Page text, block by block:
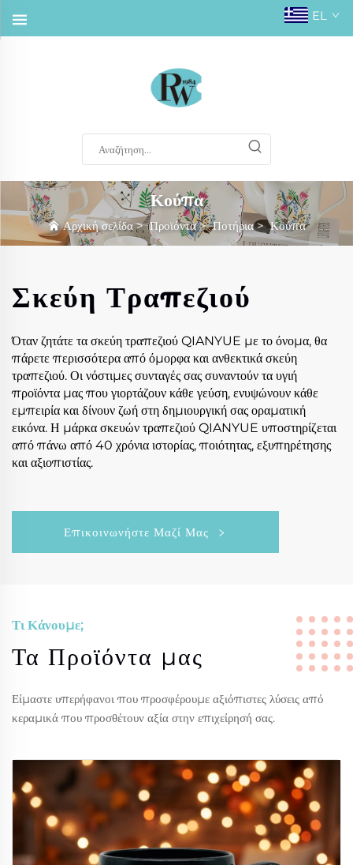
EL
Κούπα
Αρχική σελίδα>Προϊόντα>Ποτήρια>Κούπα
Σκεύη Τραπεζιού
Όταν ζητάτε τα σκεύη τραπεζιού QIANYUE με το όνομα, θα
πάρετε περισσότερα από όμορφα και ανθεκτικά σκεύη
τραπεζιού. Οι νόστιμες συνταγές σας συναντούν τα υγιή
προϊόντα μας που γιορτάζουν κάθε γεύση, ενυψώνουν κάθε
εμπειρία και δίνουν ζωή στη δημιουργική σας οραματική
εικόνα. Η μάρκα σκευών τραπεζιού QIANYUE υποστηρίζεται
από πάνω από 40 χρόνια ιστορίας, ποιότητας, εξυπηρέτησης
και αξιοπιστίας.
Επικοινωνήστε Μαζί Μας
Τι Κάνουμε;
Τα Προϊόντα μας
Είμαστε υπερήφανοι που προσφέρουμε αξιόπιστες λύσεις από
κεραμικά που προσθέτουν αξία στην επιχείρησή σας.